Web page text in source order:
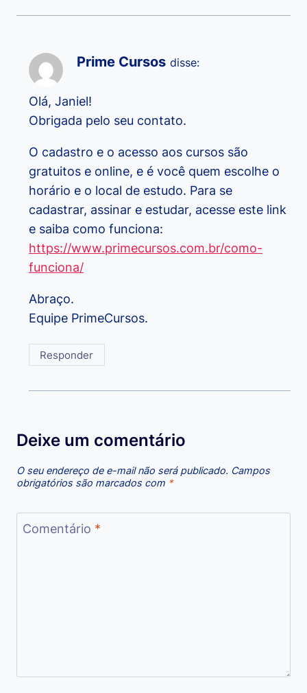
Prime Cursos disse:
Olá, Janiel!
Obrigada pelo seu contato.
O cadastro e o acesso aos cursos são
gratuitos e online, e é você quem escolhe o
horário e o local de estudo. Para se
cadastrar, assinar e estudar, acesse este link
e saiba como funciona:
https://www.primecursos.com.br/como-
funciona/
Abraço.
Equipe PrimeCursos.
Responder
Deixe um comentário
O seu endereço de e-mail não será publicado. Campos
obrigatórios são marcados com *
Comentário *